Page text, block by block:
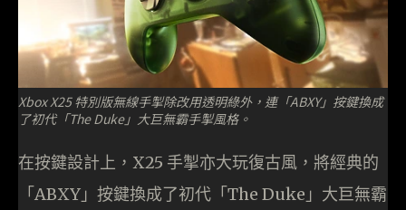
Xbox X25 特別版無線手掣除改用透明綠外，連「ABXY」按鍵換成
了初代「The Duke」大巨無霸手掣風格。
在按鍵設計上，X25 手掣亦大玩復古風，將經典的
「ABXY」按鍵換成了初代「The Duke」大巨無霸